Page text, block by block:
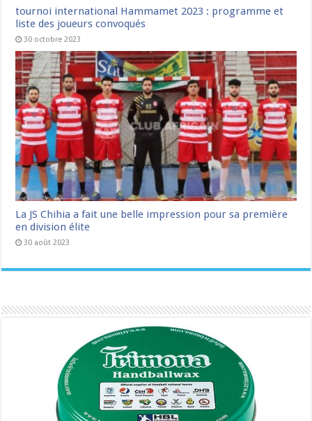
tournoi international Hammamet 2023 : programme et
liste des joueurs convoqués
30 octobre 2023
La JS Chihia a fait une belle impression pour sa première
en division élite
30 août 2023